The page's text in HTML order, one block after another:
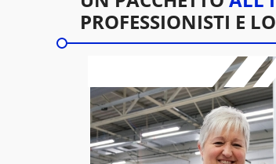
PROFESSIONISTI E